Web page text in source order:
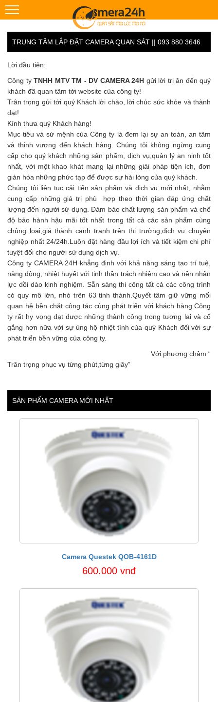
TRUNG TÂM LẮP ĐẶT CAMERA QUAN SÁT || 093 880 3646
Lời đầu tiên:
Công ty TNHH MTV TM - DV CAMERA 24H gửi lời tri ân đến quý
khách đã quan tâm tới website của công ty!
Trân trọng gửi tới quý Khách lời chào, lời chúc sức khỏe và thành
đạt!
Kính thưa quý Khách hàng!
Mục tiêu và sứ mệnh của Công ty là đem lại sự an toàn, an tâm
và thịnh vượng đến khách hàng. Chúng tôi không ngừng cung
cấp cho quý khách những sản phẩm, dịch vụ,quản lý an ninh tốt
nhất, với một khao khát mang lại những giải pháp tiện ích, đơn
giản hóa những phức tạp để được sự hài lòng của quý khách.
Chúng tôi liên tuc cải tiến sản phẩm và dịch vụ mới nhất, nhằm
cung cấp những giá trị phù hợp theo thời gian đáp ứng chất
lượng đến người sử dụng. Đảm bảo chất lượng sản phẩm và chế
độ bảo hành hậu mãi tốt nhất trong tất cả các sản phẩm cùng
chủng loại,giá thành cạnh tranh trên thị trường,dịch vụ chuyên
nghiệp nhất 24/24h.Luôn đặt hàng đầu lợi ích và tiết kiệm chi phí
tuyệt đối cho người sử dụng dịch vụ.
Công ty CAMERA 24H khẳng định với khả năng sáng tạo trí tuệ,
năng động, nhiệt huyết với tinh thần trách nhiệm cao và nền nhân
lực dồi dào kinh nghiệm. Sẵn sàng thi công tất cả các công trình
có quy mô lớn, nhỏ trên 63 tỉnh thành.Quyết tâm giữ vững mối
quan hệ bền chặt cộng tác cùng phát triển với khách hàng.Công
ty rất hy vọng đạt được những thành công trong tương lai và cố
gắng hơn nữa với sự ủng hộ nhiệt tình của quý Khách đối với sự
phát triển bền vững của công ty.
Với phương châm “
Trân trọng phục vụ từng phút,từng giây”
SẢN PHẨM CAMERA MỚI NHẤT
Camera Questek QOB-4161D
600.000 vnđ